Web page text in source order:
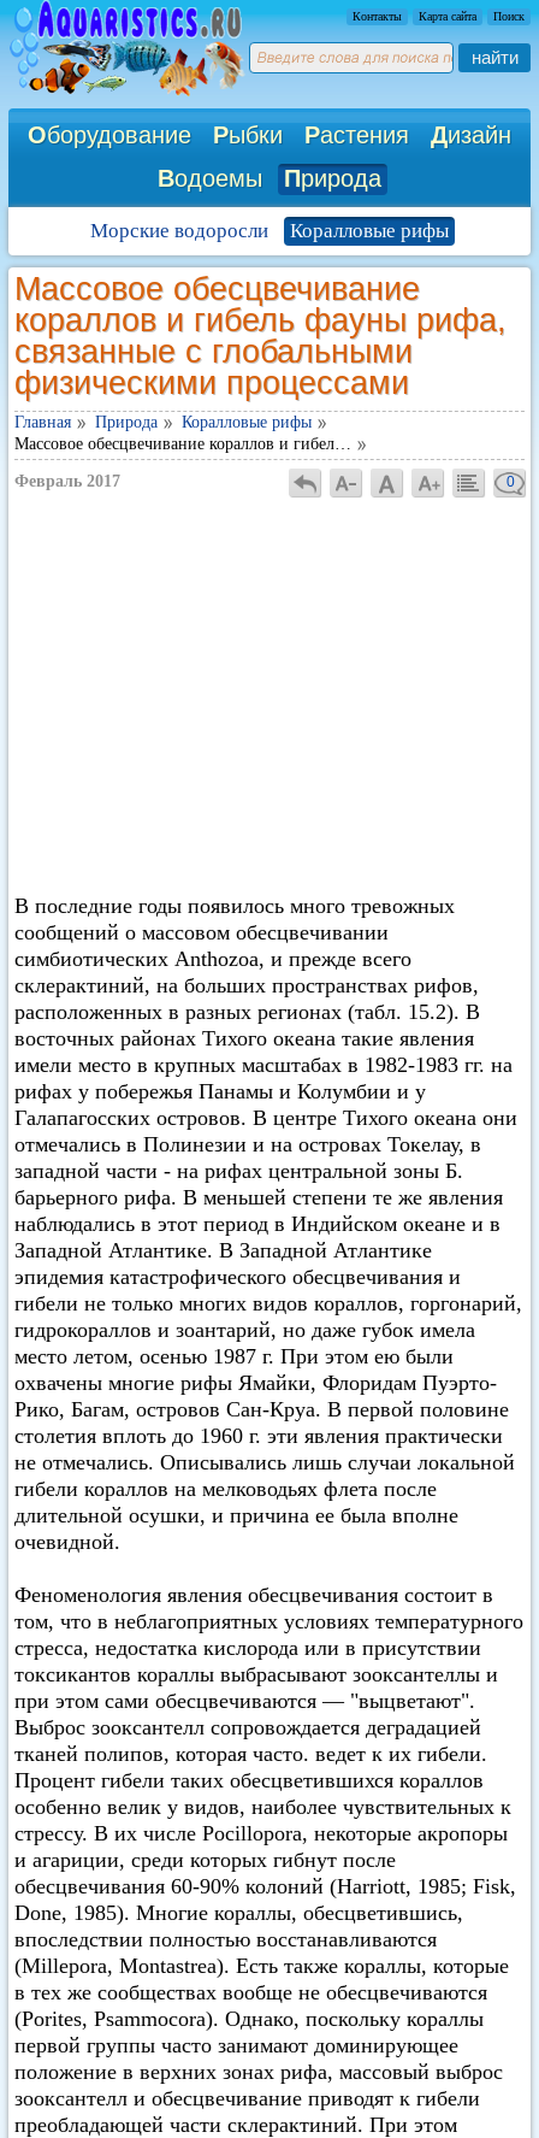
Контакты Карта сайта Поиск
найти
Оборудование Рыбки Растения Дизайн
Водоемы Природа
Морские водоросли Коралловые рифы
Массовое обесцвечивание
кораллов и гибель фауны рифа,
связанные с глобальными
физическими процессами
Главная Природа
Коралловые рифы
Массовое обесцвечивание кораллов и гибел…
Февраль 2017 0
В последние годы появилось много тревожных
сообщений о массовом обесцвечивании
симбиотических Anthozoa, и прежде всего
склерактиний, на больших пространствах рифов,
расположенных в разных регионах (табл. 15.2). В
восточных районах Тихого океана такие явления
имели место в крупных масштабах в 1982-1983 гг. на
рифах у побережья Панамы и Колумбии и у
Галапагосских островов. В центре Тихого океана они
отмечались в Полинезии и на островах Токелау, в
западной части - на рифах центральной зоны Б.
барьерного рифа. В меньшей степени те же явления
наблюдались в этот период в Индийском океане и в
Западной Атлантике. В Западной Атлантике
эпидемия катастрофического обесцвечивания и
гибели не только многих видов кораллов, горгонарий,
гидрокораллов и зоантарий, но даже губок имела
место летом, осенью 1987 г. При этом ею были
охвачены многие рифы Ямайки, Флоридам Пуэрто-
Рико, Багам, островов Сан-Круа. В первой половине
столетия вплоть до 1960 г. эти явления практически
не отмечались. Описывались лишь случаи локальной
гибели кораллов на мелководьях флета после
длительной осушки, и причина ее была вполне
очевидной.
Феноменология явления обесцвечивания состоит в
том, что в неблагоприятных условиях температурного
стресса, недостатка кислорода или в присутствии
токсикантов кораллы выбрасывают зооксантеллы и
при этом сами обесцвечиваются — "выцветают".
Выброс зооксантелл сопровождается деградацией
тканей полипов, которая часто. ведет к их гибели.
Процент гибели таких обесцветившихся кораллов
особенно велик у видов, наиболее чувствительных к
стрессу. В их числе Pocillopora, некоторые акропоры
и агариции, среди которых гибнут после
обесцвечивания 60-90% колоний (Harriott, 1985; Fisk,
Done, 1985). Многие кораллы, обесцветившись,
впоследствии полностью восстанавливаются
(Millepora, Montastrea). Есть также кораллы, которые
в тех же сообществах вообще не обесцвечиваются
(Porites, Psammocora). Однако, поскольку кораллы
первой группы часто занимают доминирующее
положение в верхних зонах рифа, массовый выброс
зооксантелл и обесцвечивание приводят к гибели
преобладающей части склерактиний. При этом